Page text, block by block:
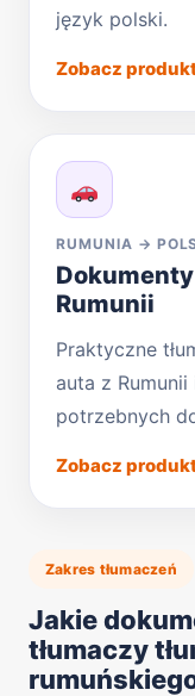
język polski.
Zobacz
RUMUNIA →
Rumunii
Praktyczne
auta z
potrzebnych
Zobacz
Zakres tłumaczeń
Jakie
tłumaczy